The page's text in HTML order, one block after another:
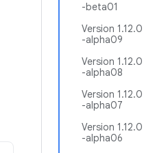
-beta01
Version 1.12.0
-alpha09
Version 1.12.0
-alpha08
Version 1.12.0
-alpha07
Version 1.12.0
-alpha06